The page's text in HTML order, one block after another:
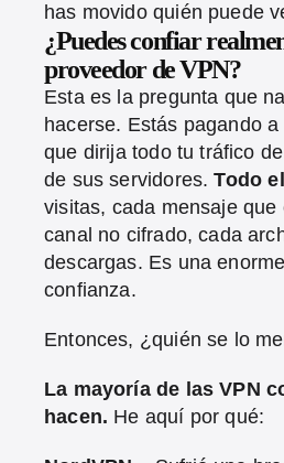
has movido quién puede
¿Puedes confiar
proveedor de VPN?
Esta es la pregunta que
hacerse. Estás pagando
que dirija todo tu tráfico
de sus servidores.Todo
visitas, cada mensaje que
canal no cifrado, cada
descargas. Es una
confianza.
Entonces, ¿quién se lo
La mayoría de las VPN
hacen. He aquí por qué: